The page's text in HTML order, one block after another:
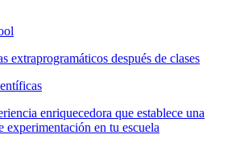
extraprogramáticos después de clases
enriquecedora que establece una
experimentación en tu escuela